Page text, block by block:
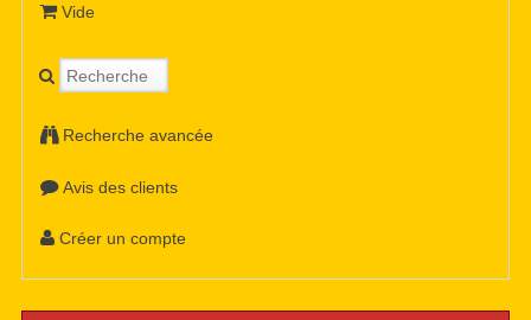
Vide
Recherche avancée
Avis des clients
Créer un compte